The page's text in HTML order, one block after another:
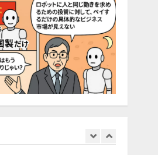
ZETAアライアンス、AIとIoT
の共創を推進する
「Agentic IoT Lab」を設立
2026/08/06/11:53:44
AI駆動開発の推進に向けて
「TinhVan Technologies